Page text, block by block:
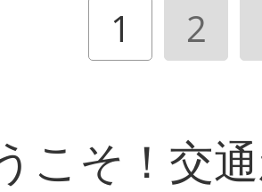
1 2
こそ！交